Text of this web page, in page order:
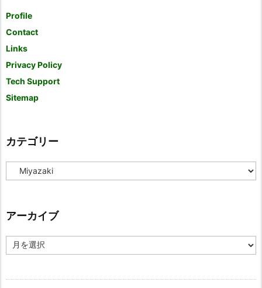
Profile
Contact
Links
Privacy Policy
Tech Support
Sitemap
カテゴリー
テ
ー
アーカイブ
ー